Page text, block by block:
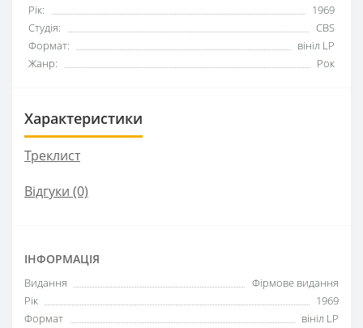
Рік:
1969
Студія:
CBS
Формат:
вініл LP
Жанр:
Рок
Характеристики
Треклист
Відгуки (0)
ІНФОРМАЦІЯ
Видання
Фірмове видання
Рік
1969
Формат
вініл LP